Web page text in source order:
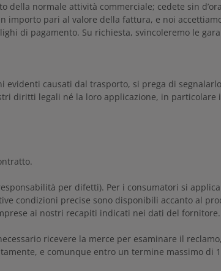
della normale attività commerciale; cedete sin
importo pari al valore della fattura, e noi
di pagamento. Su richiesta, svincoleremo le
evidenti causati dal trasporto, si prega di
diritti legali né la loro applicazione, in
per difetti). Per i consumatori si
condizioni precise sono disponibili accanto al
ai nostri recapiti indicati nei dati del fornitore.
ricevere la merce per esaminare il
e comunque entro un termine massimo di